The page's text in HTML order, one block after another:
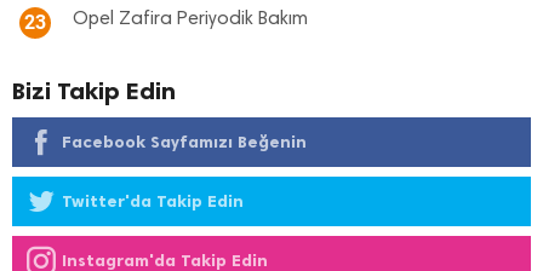
23 Opel Zafira Periyodik Bakım
Bizi Takip Edin
Facebook Sayfamızı Beğenin
Twitter'da Takip Edin
Instagram'da Takip Edin